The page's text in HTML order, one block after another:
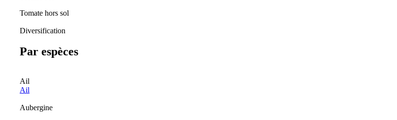
Tomate hors sol
Diversification
Par espèces
Ail
Ail
Aubergine